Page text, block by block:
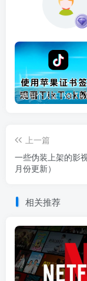
上一篇
一些伪装上架的影
月份更新）
相关推荐